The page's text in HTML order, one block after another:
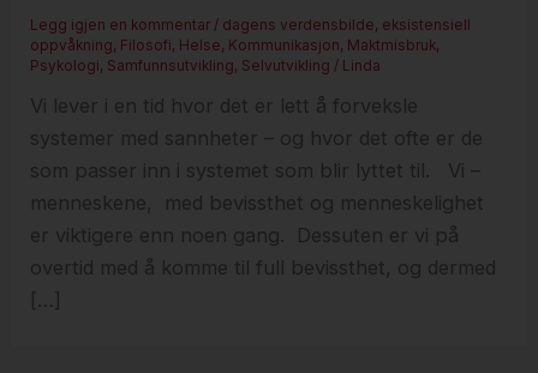
Legg igjen en kommentar / dagens verdensbilde, eksistensiell
oppvåkning, Filosofi, Helse, Kommunikasjon, Maktmisbruk,
Psykologi, Samfunnsutvikling, Selvutvikling / Linda
Vi lever i en tid hvor det er lett å forveksle
systemer med sannheter – og hvor det ofte er de
som passer inn i systemet som blir lyttet til. Vi –
menneskene, med bevissthet og menneskelighet
er viktigere enn noen gang. Dessuten er vi på
overtid med å komme til full bevissthet, og dermed
[…]